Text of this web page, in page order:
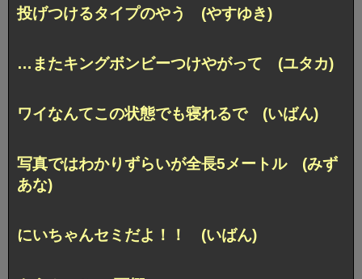
投げつけるタイプのやう (やすゆき)
…またキングボンビーつけやがって (ユタカ)
ワイなんてこの状態でも寝れるで (いばん)
写真ではわかりずらいが全長5メートル (みず
あな)
にいちゃんセミだよ！！ (いばん)